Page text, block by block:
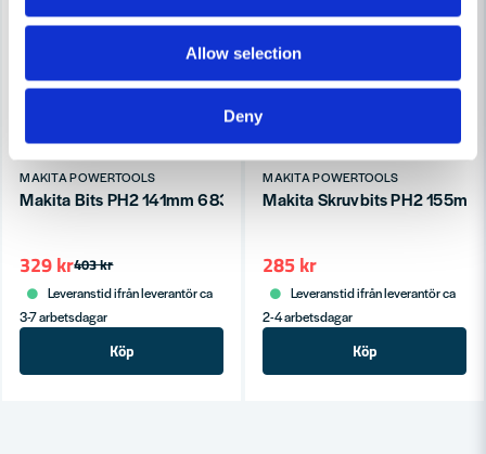
Allow selection
Deny
MAKITA POWERTOOLS
Makita Bits PH2 141mm 6834 (3-P)
403 kr
329 kr
Leveranstid ifrån leverantör ca
3-7 arbetsdagar
Köp
MAKITA POWERTOOLS
Makita Skruvbits PH2
285 kr
Leveranstid ifrån leverantör ca
2-4 arbetsdagar
Köp